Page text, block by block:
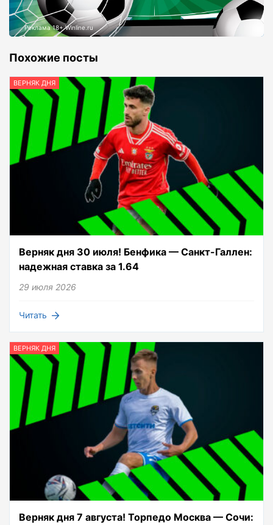
Реклама 18+ Winline.ru
Похожие посты
ВЕРНЯК ДНЯ
Верняк дня 30 июля! Бенфика — Санкт-Галлен:
надежная ставка за 1.64
29 июля 2026
Читать
ВЕРНЯК ДНЯ
Верняк дня 7 августа! Торпедо Москва — Сочи: